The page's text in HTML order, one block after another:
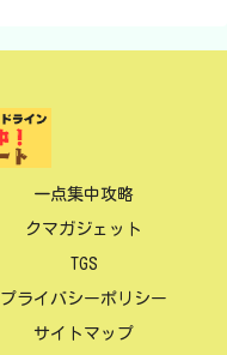
一点集中攻略
クマガジェット
TGS
プライバシーポリシー
サイトマップ